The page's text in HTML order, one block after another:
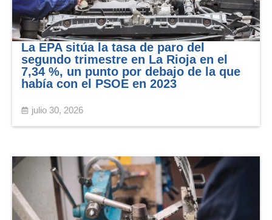
La EPA sitúa la tasa de paro del
segundo trimestre en La Rioja en el
7,34 %, un punto por debajo de la que
había con el PSOE en 2023
julio 30, 2026